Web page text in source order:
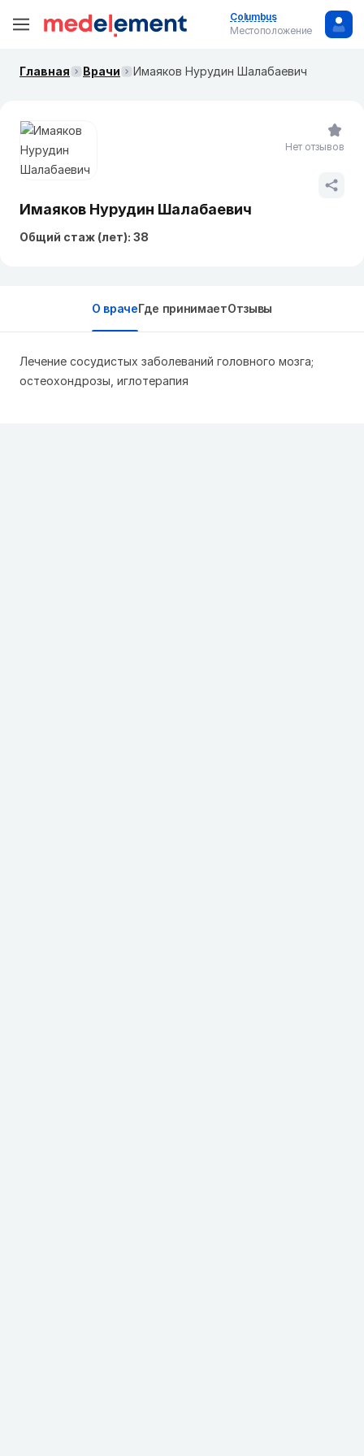
Columbus
Местоположение
Главная Врачи Имаяков Нурудин Шалабаевич
Имаяков Нурудин Шалабаевич
Общий стаж (лет): 38
Нет отзывов
О врачеГде принимаетОтзывы
Лечение сосудистых заболеваний головного мозга;
остеохондрозы, иглотерапия